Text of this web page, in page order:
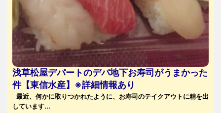
浅草松屋デパートのデパ地下お寿司がうまかった
件【東信水産】※詳細情報あり
最近、何かに取りつかれたように、お寿司のテイクアウトに精を出
しています...